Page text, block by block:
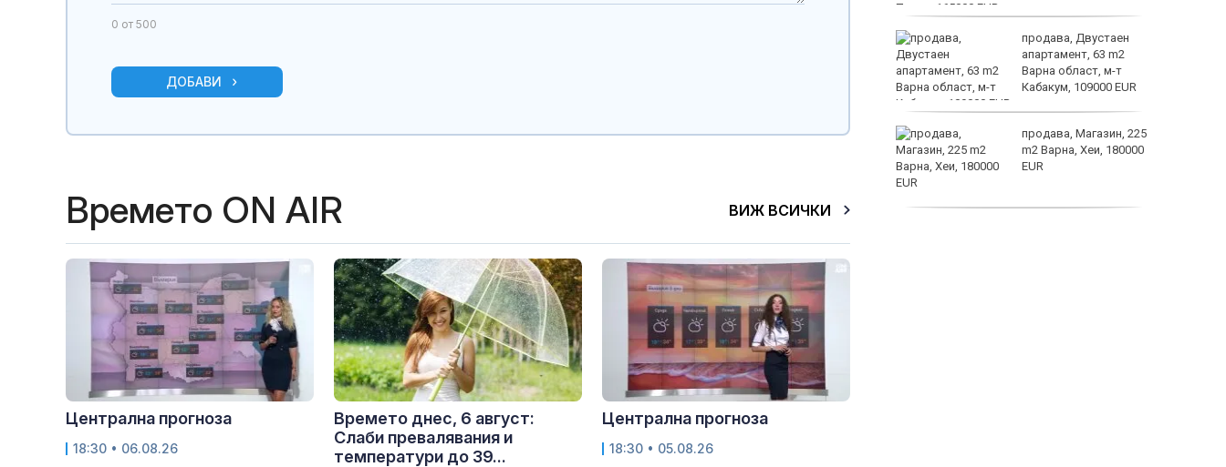
Шон Мендес разкри с
Защо рискът от
продава, Двустаен
апартамент, 63 m2
Варна област, м-т
Кабакум, 109000 EUR
продава, Магазин, 225
m2 Варна, Хеи, 180000
EUR
0 от 500
ДОБАВИ
Времето ON AIR ВИЖ ВСИЧКИ
Централна прогноза
18:30 • 06.08.26
Времето днес, 6 август:
Слаби превалявания и
температури до 39...
Централна прогноза
18:30 • 05.08.26